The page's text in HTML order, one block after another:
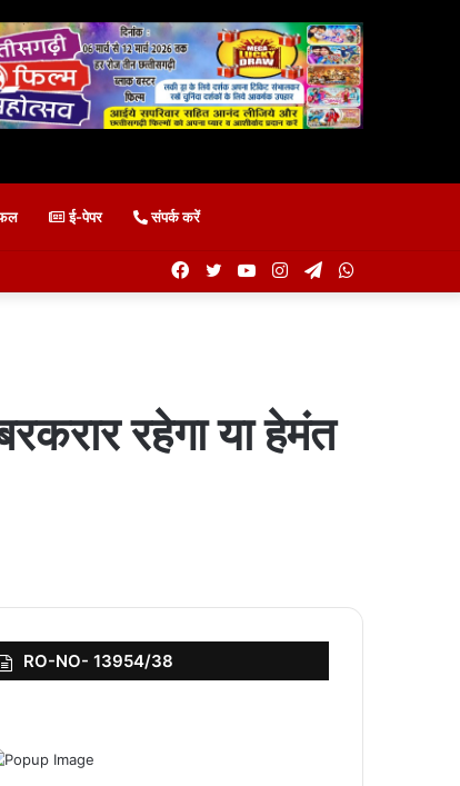
ई-पेपर संपर्क करें
Telegram
Instagram
YouTube
Twitter
Facebook
रहेगा या हेमंत
RO-NO- 13954/38